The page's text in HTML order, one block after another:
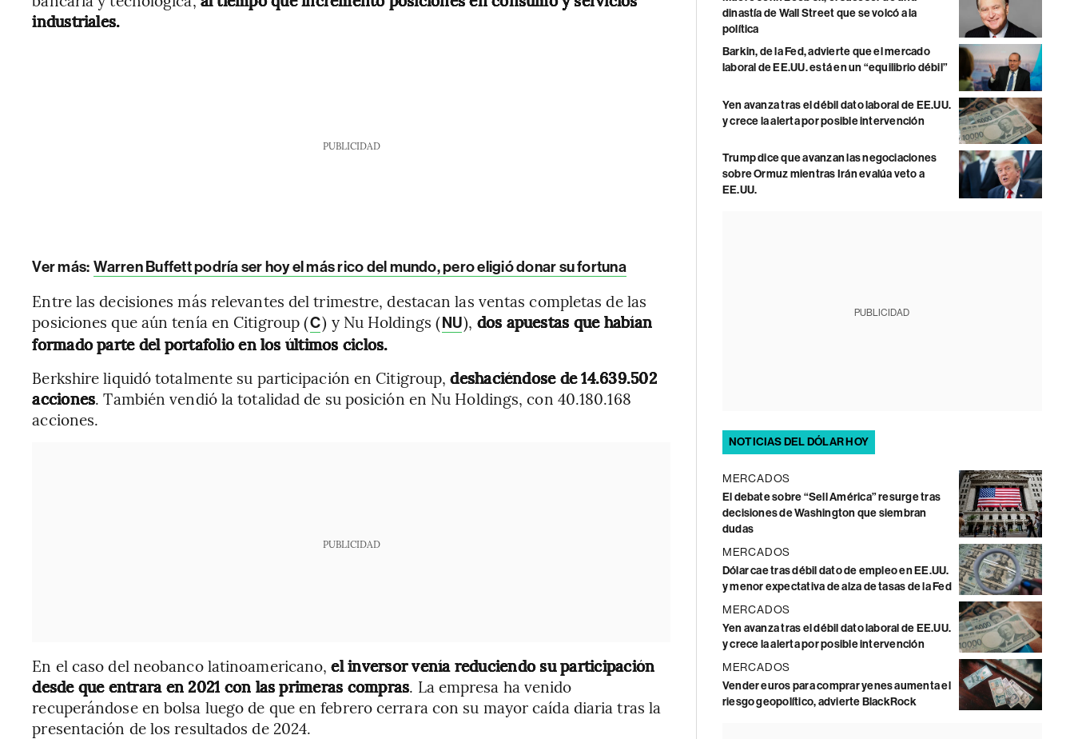
industriales.
PUBLICIDAD
Ver más: Warren Buffett podría ser hoy el más rico del mundo, pero eligió donar su fortuna
Entre las decisiones más relevantes del trimestre, destacan las ventas completas de las
posiciones que aún tenía en Citigroup (C) y Nu Holdings (NU), dos apuestas que habían
formado parte del portafolio en los últimos ciclos.
Berkshire liquidó totalmente su participación en Citigroup,deshaciéndose de 14.639.502
acciones. También vendió la totalidad de su posición en Nu Holdings, con 40.180.168
acciones.
PUBLICIDAD
En el caso del neobanco latinoamericano,el inversor venía reduciendo su participación
desde que entrara en 2021 con las primeras compras. La empresa ha venido
recuperándose en bolsa luego de que en febrero cerrara con su mayor caída diaria tras la
presentación de los resultados de 2024.
dinastía de Wall Street que se volcó a la
política
Barkin, de la Fed, advierte que el mercado
laboral de EE.UU. está en un “equilibrio débil”
Yen avanza tras el débil dato laboral de EE.UU.
y crece la alerta por posible intervención
Trump dice que avanzan las negociaciones
sobre Ormuz mientras Irán evalúa veto a
EE.UU.
PUBLICIDAD
NOTICIAS DEL DÓLAR HOY
MERCADOS
El debate sobre “Sell América” resurge tras
decisiones de Washington que siembran
dudas
MERCADOS
Dólar cae tras débil dato de empleo en EE.UU.
y menor expectativa de alza de tasas de la Fed
MERCADOS
Yen avanza tras el débil dato laboral de EE.UU.
y crece la alerta por posible intervención
MERCADOS
Vender euros para comprar yenes aumenta el
riesgo geopolítico, advierte BlackRock